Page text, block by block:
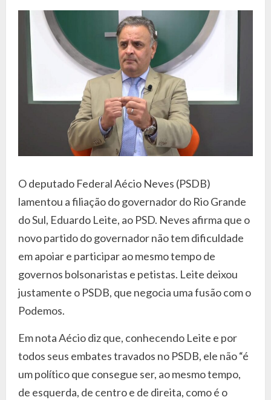
O deputado Federal Aécio Neves (PSDB)
lamentou a filiação do governador do Rio Grande
do Sul, Eduardo Leite, ao PSD. Neves afirma que o
novo partido do governador não tem dificuldade
em apoiar e participar ao mesmo tempo de
governos bolsonaristas e petistas. Leite deixou
justamente o PSDB, que negocia uma fusão com o
Podemos.
Em nota Aécio diz que, conhecendo Leite e por
todos seus embates travados no PSDB, ele não “é
um político que consegue ser, ao mesmo tempo,
de esquerda, de centro e de direita, como é o